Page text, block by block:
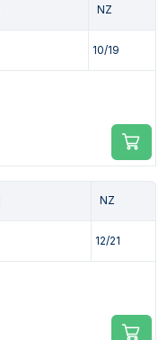
NZ
10/19
NZ
12/21